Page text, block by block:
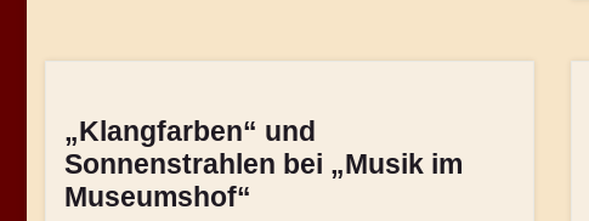
„Klangfarben“ und
Sonnenstrahlen bei „Musik im
Museumshof“